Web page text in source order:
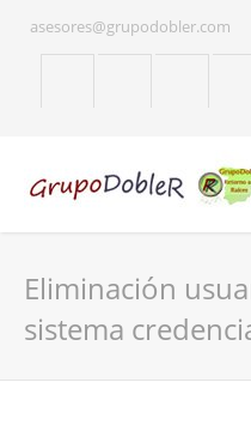
asesores@grupodobler.com
Eliminación
sistema